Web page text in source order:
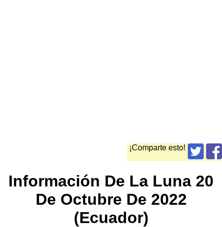
¡Comparte esto!
Información De La Luna 20
De Octubre De 2022
(Ecuador)